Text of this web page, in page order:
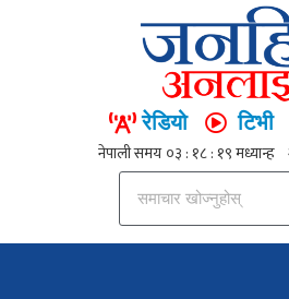
रेडियो टिभी